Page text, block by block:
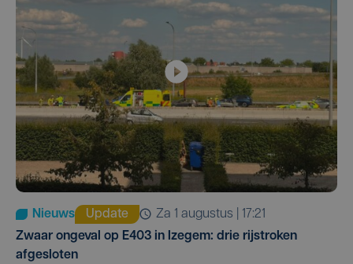
Nieuws Update
za 1 augustus | 17:21
Zwaar ongeval op E403 in Izegem: drie rijstroken
afgesloten